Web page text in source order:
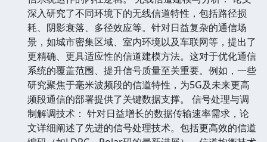
深入研究了不同环境下的无线信道特性，包括路径损
耗、阴影衰落、多径效应等。针对日益复杂的通信场
景，如城市密集区域、室内环境以及车联网等，提出了
更精确、更具适应性的信道建模方法。这对于优化通信
系统的覆盖范围、提升信号质量至关重要。例如，一些
研究聚焦于毫米波频段的信道特性，为5G及未来更高
频段通信的部署提供了关键数据支撑。 信号处理与调
制解调技术： 针对日益增长的数据传输速率需求，论
文详细阐述了先进的信号处理技术。包括更高效的信道